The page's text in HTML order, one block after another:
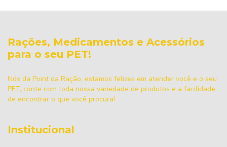
Rações, Medicamentos e Acessórios
para o seu PET!
Nós da Point da Ração, estamos felizes em atender você e o seu
PET, conte com toda nossa variedade de produtos e a facilidade
de encontrar o que você procura!
Institucional